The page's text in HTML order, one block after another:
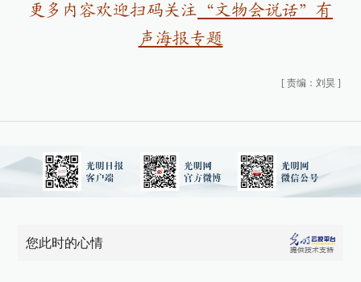
更多内容欢迎扫码关注 “文物会说话”有
声海报专题
[ 责编：刘昊 ]
您此时的心情